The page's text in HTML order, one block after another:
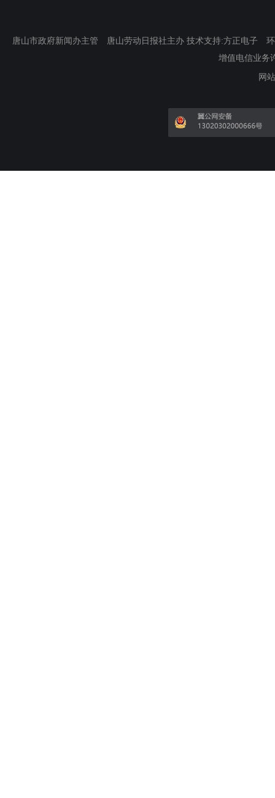
唐山市政府新闻办主管 唐山劳动日报社主办 技术支持:方正电子
增值电信业务
网